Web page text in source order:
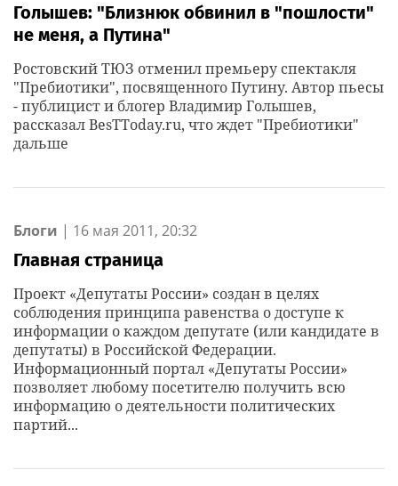
Голышев:‭ "Близнюк обвинил в‭ "‬пошлости‭"
‬не меня,‭ ‬а Путина‭"
Ростовский ТЮЗ отменил премьеру спектакля
"Пребиотики", посвященного Путину. Автор пьесы
- публицист и блогер Владимир Голышев,
рассказал BesTToday.ru, что ждет "Пребиотики"
дальше
Блоги | 16 мая 2011, 20:32
Главная страница
Проект «Депутаты России» создан в целях
соблюдения принципа равенства о доступе к
информации о каждом депутате (или кандидате в
депутаты) в Российской Федерации.
Информационный портал «Депутаты России»
позволяет любому посетителю получить всю
информацию о деятельности политических
партий...